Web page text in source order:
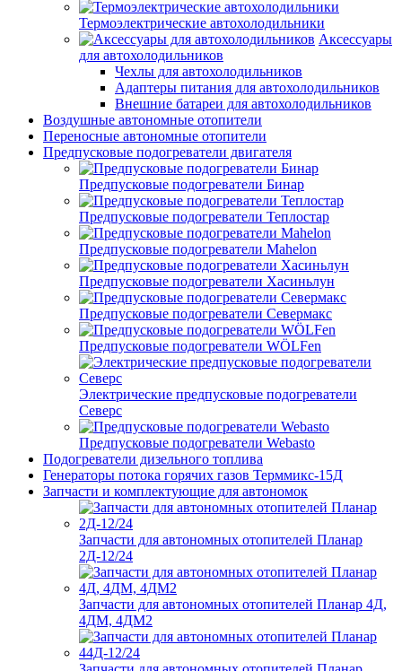
Термоэлектрические автохолодильники
Аксессуары
для автохолодильников
Чехлы для автохолодильников
Адаптеры питания для автохолодильников
Внешние батареи для автохолодильников
Воздушные автономные отопители
Переносные автономные отопители
Предпусковые подогреватели двигателя
Предпусковые подогреватели Бинар
Предпусковые подогреватели Теплостар
Предпусковые подогреватели Mahelon
Предпусковые подогреватели Хасиньлун
Предпусковые подогреватели Севермакс
Предпусковые подогреватели WÖLFen
Электрические предпусковые подогреватели
Северс
Предпусковые подогреватели Webasto
Подогреватели дизельного топлива
Генераторы потока горячих газов Терммикс-15Д
Запчасти и комплектующие для автономок
Запчасти для автономных отопителей Планар
2Д-12/24
Запчасти для автономных отопителей Планар 4Д,
4ДМ, 4ДМ2